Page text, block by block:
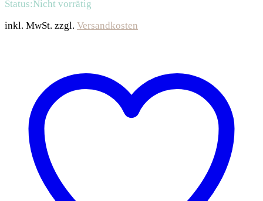
Status:Nicht vorrätig
inkl. MwSt. zzgl. Versandkosten